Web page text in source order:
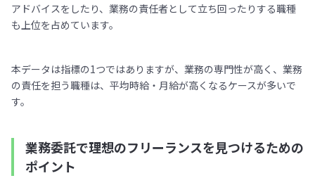
アドバイスをしたり、業務の責任者として立ち回ったりする職種
も上位を占めています。
本データは指標の1つではありますが、業務の専門性が高く、業務
の責任を担う職種は、平均時給・月給が高くなるケースが多いで
す。
業務委託で理想のフリーランスを見つけるための
ポイント